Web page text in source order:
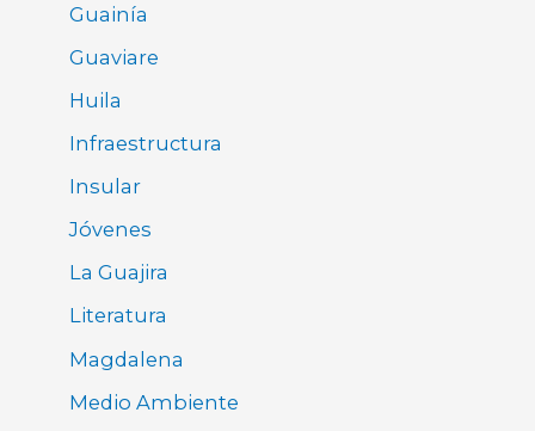
Guainía
Guaviare
Huila
Infraestructura
Insular
Jóvenes
La Guajira
Literatura
Magdalena
Medio Ambiente